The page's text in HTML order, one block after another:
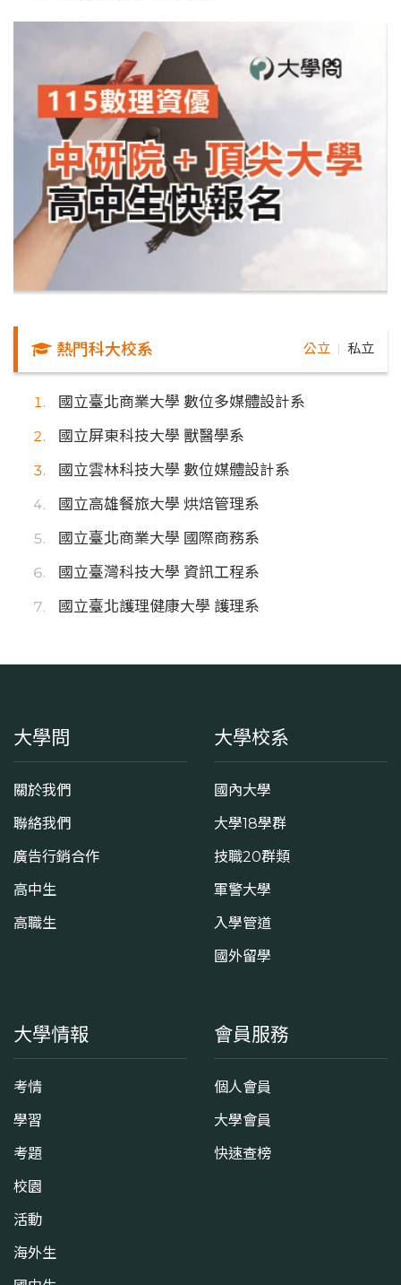
熱門科大校系 公立 私立
國立臺北商業大學 數位多媒體設計系
國立屏東科技大學 獸醫學系
國立雲林科技大學 數位媒體設計系
國立高雄餐旅大學 烘焙管理系
國立臺北商業大學 國際商務系
國立臺灣科技大學 資訊工程系
國立臺北護理健康大學 護理系
大學問
關於我們
聯絡我們
廣告行銷合作
高中生
高職生
大學校系
國內大學
大學18學群
技職20群類
軍警大學
入學管道
國外留學
大學情報
考情
學習
考題
校園
活動
海外生
會員服務
個人會員
大學會員
快速查榜